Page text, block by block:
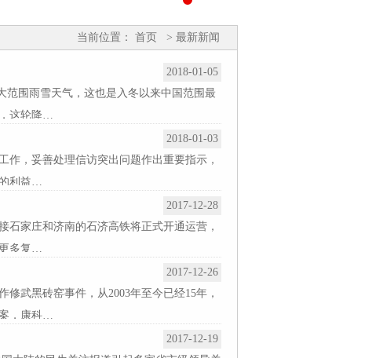
当前位置： 首页 > 最新新闻
2018-01-05
范围雨雪天气，这也是入冬以来中国范围最
这轮降…
2018-01-03
，妥善处理信访突出问题作出重要指示，
利益…
2017-12-28
家庄和济南的石济高铁将正式开通运营，
多复…
2017-12-26
武黑砖窑事件，从2003年至今已经15年，
，康科…
2017-12-19